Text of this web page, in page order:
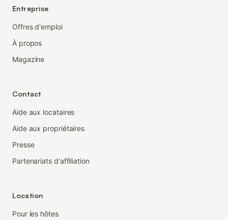
Entreprise
Offres d'emploi
À propos
Magazine
Contact
Aide aux locataires
Aide aux propriétaires
Presse
Partenariats d'affiliation
Location
Pour les hôtes